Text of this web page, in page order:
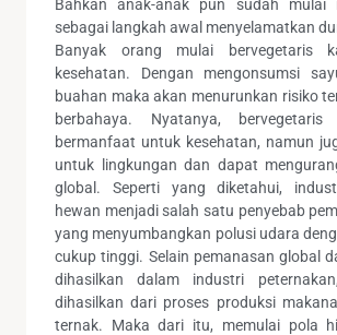
Bahkan anak-anak pun sudah mulai
sebagai langkah awal menyelamatkan
Banyak orang mulai bervegetaris
kesehatan. Dengan mengonsumsi
buahan maka akan menurunkan risiko
berbahaya. Nyatanya,
bermanfaat untuk kesehatan, namun
untuk lingkungan dan dapat
global. Seperti yang diketahui,
hewan menjadi salah satu penyebab
yang menyumbangkan polusi udara
cukup tinggi. Selain pemanasan global
dihasilkan dalam industri
dihasilkan dari proses produksi
ternak. Maka dari itu, memulai pola